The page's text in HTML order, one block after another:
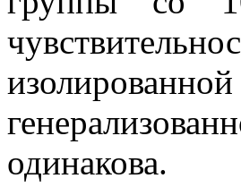
одинакова.